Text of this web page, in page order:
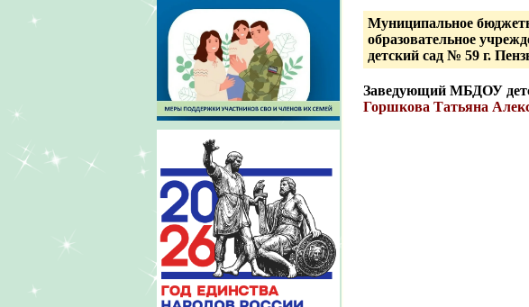
Муниципальное
образовательное
детский сад № 59 г.
Заведующий МБДОУ
Горшкова Татьяна